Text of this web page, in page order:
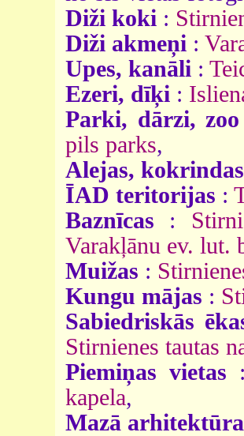
Diži koki :
Diži akmeņi :
Upes, kanāli :
Ezeri, dīķi :
Parki, dārzi, zoo
pils parks,
Alejas, kokrindas
ĪAD teritorijas :
Baznīcas :
Varakļānu ev. lut.
Muižas :
Kungu mājas :
Sabiedriskās
Stirnienes tautas
Piemiņas vietas
kapela,
Mazā arhitektūra